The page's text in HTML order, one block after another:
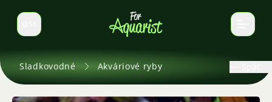
Prepnúť jazyk
Sladkovodné Akváriové ryby